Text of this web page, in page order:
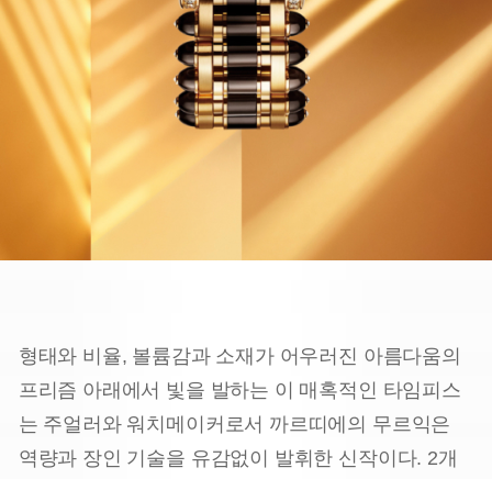
형태와 비율, 볼륨감과 소재가 어우러진 아름다움의
프리즘 아래에서 빛을 발하는 이 매혹적인 타임피스
는 주얼러와 워치메이커로서 까르띠에의 무르익은
역량과 장인 기술을 유감없이 발휘한 신작이다. 2개